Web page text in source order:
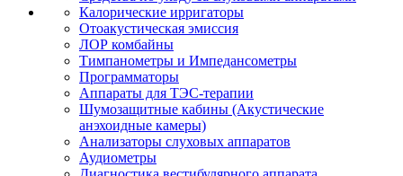
Калорические ирригаторы
Отоакустическая эмиссия
ЛОР комбайны
Тимпанометры и Импедансометры
Программаторы
Аппараты для ТЭС-терапии
Шумозащитные кабины (Акустические
анэхоидные камеры)
Анализаторы слуховых аппаратов
Аудиометры